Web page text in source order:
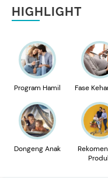
HIGHLIGHT
Program Hamil Fase
Dongeng Anak